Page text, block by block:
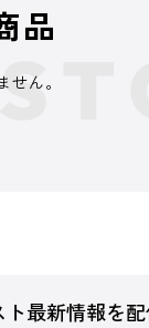
品
ん。
ト最新情報を